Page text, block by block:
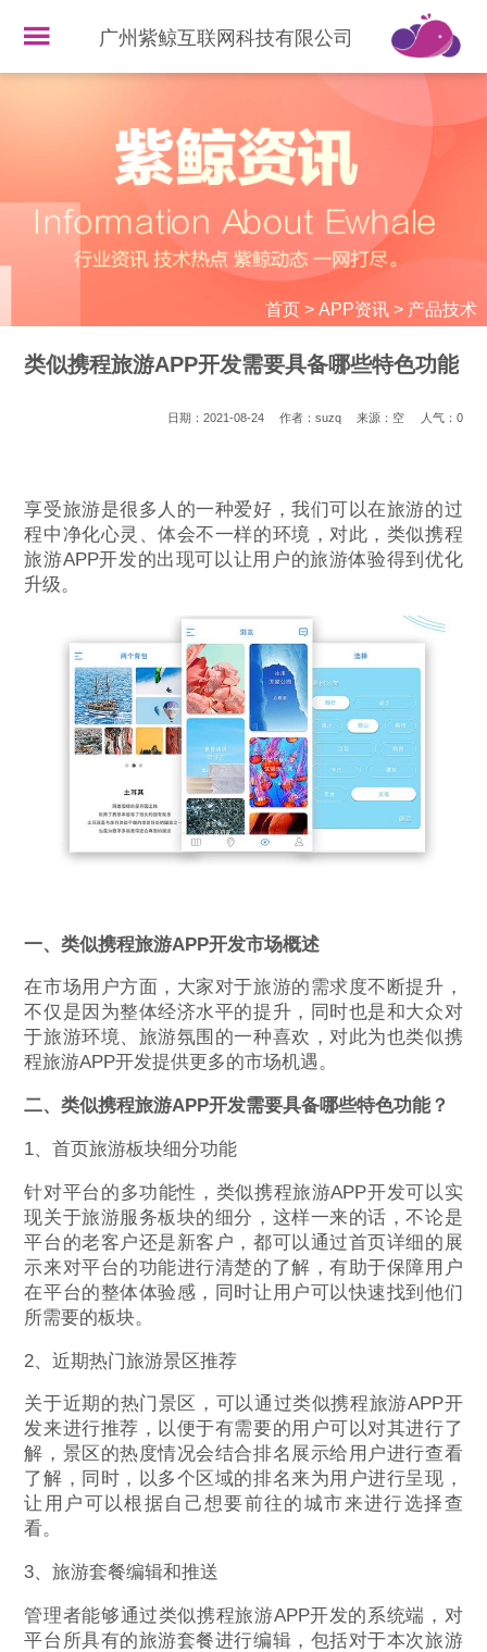
广州紫鲸互联网科技有限公司
首页> APP资讯> 产品技术
类似携程旅游APP开发需要具备哪些特色功能
日期：2021-08-24 作者：suzq 来源：空 人气： 0
享受旅游是很多人的一种爱好，我们可以在旅游的过
程中净化心灵、体会不一样的环境，对此，类似携程
旅游APP开发的出现可以让用户的旅游体验得到优化
升级。
一、类似携程旅游APP开发市场概述
在市场用户方面，大家对于旅游的需求度不断提升，
不仅是因为整体经济水平的提升，同时也是和大众对
于旅游环境、旅游氛围的一种喜欢，对此为也类似携
程旅游APP开发提供更多的市场机遇。
二、类似携程旅游APP开发需要具备哪些特色功能？
1、首页旅游板块细分功能
针对平台的多功能性，类似携程旅游APP开发可以实
现关于旅游服务板块的细分，这样一来的话，不论是
平台的老客户还是新客户，都可以通过首页详细的展
示来对平台的功能进行清楚的了解，有助于保障用户
在平台的整体体验感，同时让用户可以快速找到他们
所需要的板块。
2、近期热门旅游景区推荐
关于近期的热门景区，可以通过类似携程旅游APP开
发来进行推荐，以便于有需要的用户可以对其进行了
解，景区的热度情况会结合排名展示给用户进行查看
了解，同时，以多个区域的排名来为用户进行呈现，
让用户可以根据自己想要前往的城市来进行选择查
看。
3、旅游套餐编辑和推送
管理者能够通过类似携程旅游APP开发的系统端，对
平台所具有的旅游套餐进行编辑，包括对于本次旅游